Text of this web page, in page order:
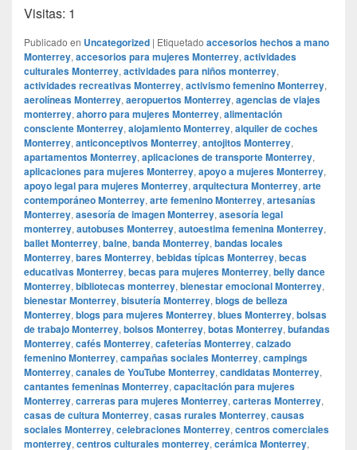
Visitas: 1
Publicado en Uncategorized | Etiquetado accesorios hechos a mano
Monterrey, accesorios para mujeres Monterrey, actividades
culturales Monterrey, actividades para niños monterrey,
actividades recreativas Monterrey, activismo femenino Monterrey,
aerolíneas Monterrey, aeropuertos Monterrey, agencias de viajes
monterrey, ahorro para mujeres Monterrey, alimentación
consciente Monterrey, alojamiento Monterrey, alquiler de coches
Monterrey, anticonceptivos Monterrey, antojitos Monterrey,
apartamentos Monterrey, aplicaciones de transporte Monterrey,
aplicaciones para mujeres Monterrey, apoyo a mujeres Monterrey,
apoyo legal para mujeres Monterrey, arquitectura Monterrey, arte
contemporáneo Monterrey, arte femenino Monterrey, artesanías
Monterrey, asesoría de imagen Monterrey, asesoría legal
monterrey, autobuses Monterrey, autoestima femenina Monterrey,
ballet Monterrey, balne, banda Monterrey, bandas locales
Monterrey, bares Monterrey, bebidas típicas Monterrey, becas
educativas Monterrey, becas para mujeres Monterrey, belly dance
Monterrey, bibliotecas monterrey, bienestar emocional Monterrey,
bienestar Monterrey, bisutería Monterrey, blogs de belleza
Monterrey, blogs para mujeres Monterrey, blues Monterrey, bolsas
de trabajo Monterrey, bolsos Monterrey, botas Monterrey, bufandas
Monterrey, cafés Monterrey, cafeterías Monterrey, calzado
femenino Monterrey, campañas sociales Monterrey, campings
Monterrey, canales de YouTube Monterrey, candidatas Monterrey,
cantantes femeninas Monterrey, capacitación para mujeres
Monterrey, carreras para mujeres Monterrey, carteras Monterrey,
casas de cultura Monterrey, casas rurales Monterrey, causas
sociales Monterrey, celebraciones Monterrey, centros comerciales
monterrey, centros culturales monterrey, cerámica Monterrey,